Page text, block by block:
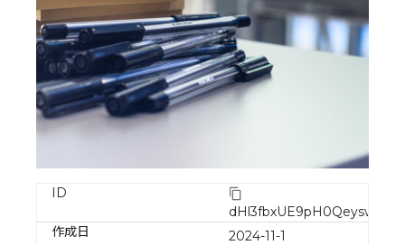
ID
dHl3fbxUE9pH0QeyswdG
作成日
2024-11-1